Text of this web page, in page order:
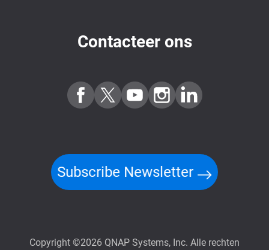
Contacteer ons
Subscribe Newsletter
Copyright ©2026 QNAP Systems, Inc. Alle rechten